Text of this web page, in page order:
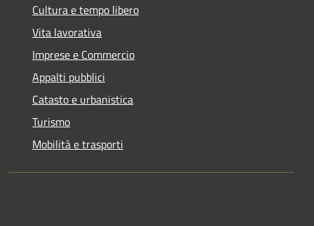
Cultura e tempo libero
Vita lavorativa
Imprese e Commercio
Appalti pubblici
Catasto e urbanistica
Turismo
Mobilità e trasporti